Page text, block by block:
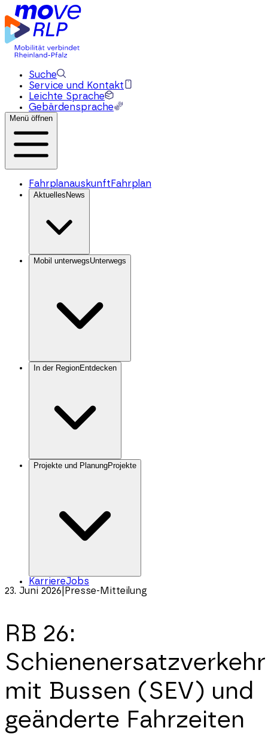
Suche
Service und Kontakt
Leichte Sprache
Gebärdensprache
Menü öffnen
Fahrplanauskunft Fahrplan
Aktuelles News
Mobil unterwegsUnterwegs
In der RegionEntdecken
Projekte und PlanungProjekte
KarriereJobs
23. Juni 2026 Presse-Mitteilung
RB 26:
Schienenersatzverkehr
mit Bussen (SEV) und
geänderte Fahrzeiten